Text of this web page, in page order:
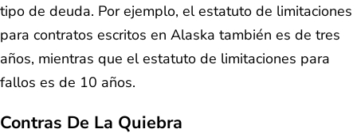
tipo de deuda. Por ejemplo, el estatuto de limitaciones
para contratos escritos en Alaska también es de tres
años, mientras que el estatuto de limitaciones para
fallos es de 10 años.
Contras De La Quiebra